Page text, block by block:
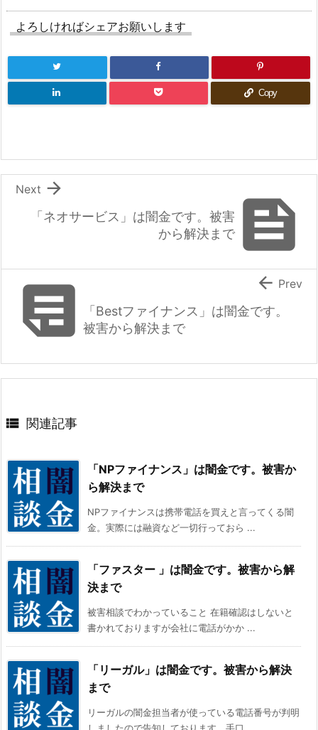
o
o
k
よろしければシェアお願いします
Copy

「ネオサービス」は闇金です。被害
から解決まで

Next
 「Bestファイナンス」は闇金です。
被害から解決まで
 Prev
 関連記事
「NPファイナンス」は闇金です。被害か
ら解決まで
NPファイナンスは携帯電話を買えと言ってくる闇
金。実際には融資など一切行っておら ...
「ファスター 」は闇金です。被害から解
決まで
被害相談でわかっていること 在籍確認はしないと
書かれておりますが会社に電話がかか ...
「リーガル」は闇金です。被害から解決
まで
リーガルの闇金担当者が使っている電話番号が判明